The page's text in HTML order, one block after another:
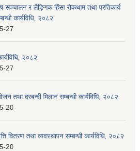
सञ्चालन र लैङ्गिक हिंसा रोकथाम तथा प्रतिकार्य
कार्यविधि, २०८२
27
२०८२
27
तथा दरबन्दी मिलान सम्बन्धी कार्यविधि, २०८२
20
वितरण तथा व्यवस्थापन सम्बन्धी कार्यविधि, २०८२
20